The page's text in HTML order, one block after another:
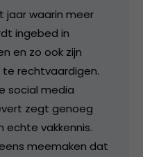
jaar waarin meer
ingebed in
en zo ook zijn
rechtvaardigen.
social media
zegt genoeg
echte vakkennis.
meemaken dat